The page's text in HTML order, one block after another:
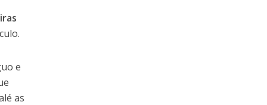
e
as